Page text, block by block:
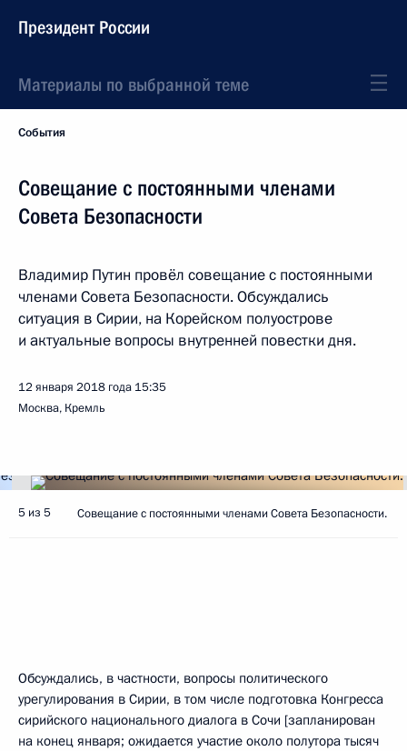
Президент России
Материалы по выбранной теме
События
Совещание с постоянными членами
Совета Безопасности
Владимир Путин провёл совещание с постоянными
членами Совета Безопасности. Обсуждались
ситуация в Сирии, на Корейском полуострове
и актуальные вопросы внутренней повестки дня.
12 января 2018 года 15:35
Москва, Кремль
5 из 5 Совещание с постоянными членами Совета Безопасности.
Обсуждались, в частности, вопросы политического
урегулирования в Сирии, в том числе подготовка Конгресса
сирийского национального диалога в Сочи [запланирован
на конец января; ожидается участие около полутора тысяч